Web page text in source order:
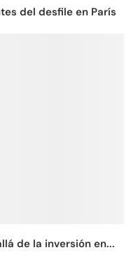
del desfile en París
de la inversión en...